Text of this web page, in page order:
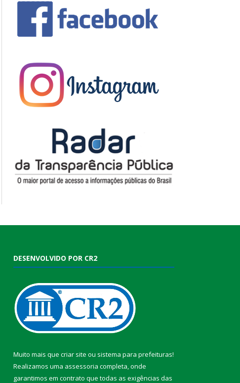
DESENVOLVIDO POR CR2
Muito mais que criar site ou sistema para prefeituras!
Realizamos uma assessoria completa, onde
garantimos em contrato que todas as exigências das